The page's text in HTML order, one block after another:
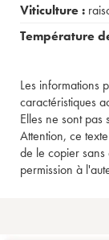
Viticulture :
Température
Les informations
caractéristiques
Elles ne sont pas
Attention, ce
de le copier
permission à